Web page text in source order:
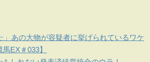
あの大物が容疑者に挙げられているワケ
EX＃033】